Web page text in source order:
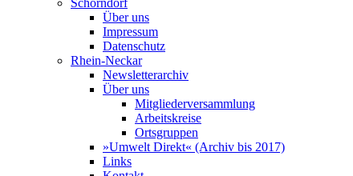
Schorndorf
Über uns
Impressum
Datenschutz
Rhein-Neckar
Newsletterarchiv
Über uns
Mitgliederversammlung
Arbeitskreise
Ortsgruppen
»Umwelt Direkt« (Archiv bis 2017)
Links